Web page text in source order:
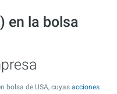
en la bolsa
bolsa de USA, cuyas acciones